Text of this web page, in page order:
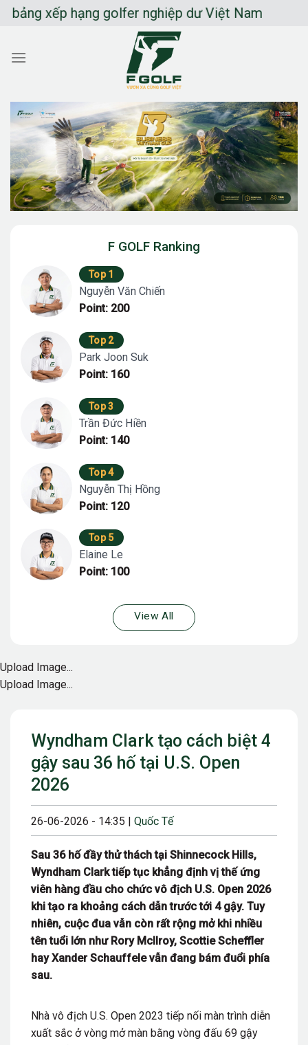
Chuyển
dung
xếp hạng golfer nghiệp dư Việt Nam
Wyndham Clark tạo cách biệt 4
gậy sau 36 hố tại U.S. Open
2026
26-06-2026 - 14:35 | Quốc Tế
Sau 36 hố đầy thử thách tại Shinnecock Hills,
Wyndham Clark tiếp tục khẳng định vị thế ứng
viên hàng đầu cho chức vô địch U.S. Open 2026
khi tạo ra khoảng cách dẫn trước tới 4 gậy. Tuy
nhiên, cuộc đua vẫn còn rất rộng mở khi nhiều
tên tuổi lớn như Rory McIlroy, Scottie Scheffler
hay Xander Schauffele vẫn đang bám đuổi phía
sau.
Nhà vô địch U.S. Open 2023 tiếp nối màn trình diễn
xuất sắc ở vòng mở màn bằng vòng đấu 69 gậy
F GOLF Ranking
Top 1
Nguyễn Văn Chiến
Point: 200
Top 2
Park Joon Suk
Point: 160
Top 3
Trần Đức Hiền
Point: 140
Top 4
Nguyễn Thị Hồng
Point: 120
Top 5
Elaine Le
Point: 100
View All
Upload Image...
Upload Image...